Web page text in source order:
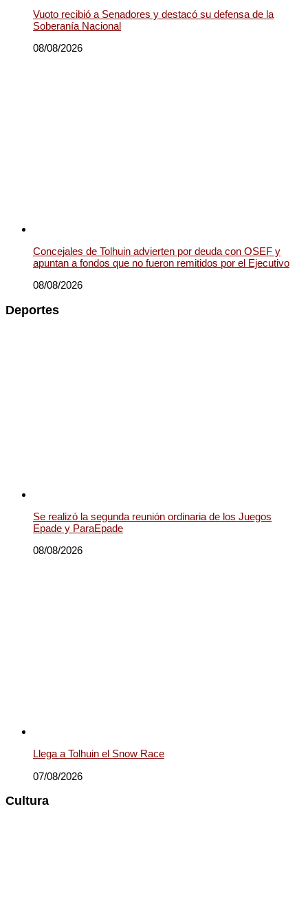
Vuoto recibió a Senadores y destacó su defensa de la
Soberanía Nacional
08/08/2026
Concejales de Tolhuin advierten por deuda con OSEF y
apuntan a fondos que no fueron remitidos por el Ejecutivo
08/08/2026
Deportes
Se realizó la segunda reunión ordinaria de los Juegos
Epade y ParaEpade
08/08/2026
Llega a Tolhuin el Snow Race
07/08/2026
Cultura